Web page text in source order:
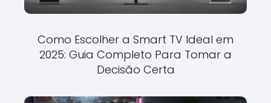
Como Escolher a Smart TV Ideal em
2025: Guia Completo Para Tomar a
Decisão Certa